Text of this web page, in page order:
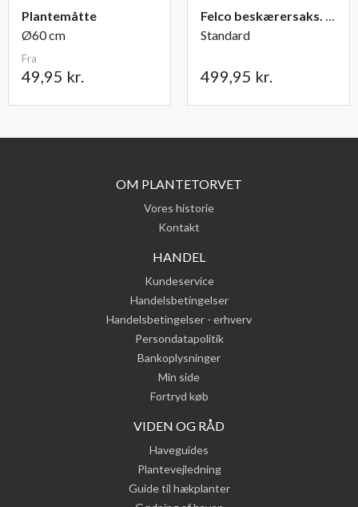
Plantemåtte
Ø60 cm
Fra
49,95 kr.
Felco beskærersaks. nr. 2
Standard
499,95 kr.
OM PLANTETORVET
Vores historie
Kontakt
HANDEL
Kundeservice
Handelsbetingelser
Handelsbetingelser - erhverv
Persondatapolitik
Bankoplysninger
Min side
Fortryd køb
VIDEN OG RÅD
Haveguides
Plantevejledning
Guide til hækplanter